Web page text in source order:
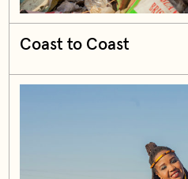
Coast to Coast